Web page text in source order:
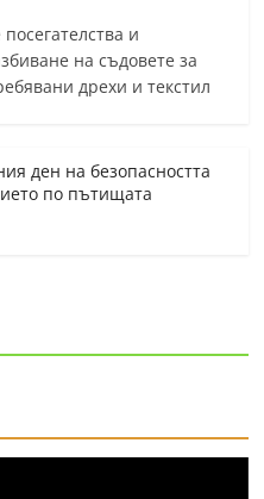
и
на съдовете за
дрехи и текстил
ден на безопасността
по пътищата